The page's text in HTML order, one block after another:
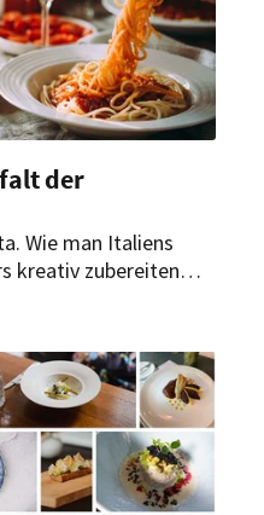
der
Wie man Italiens
kreativ zubereiten